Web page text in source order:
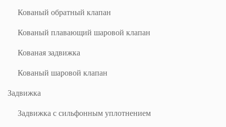
Кованый обратный клапан
Кованый плавающий шаровой клапан
Кованая задвижка
Кованый шаровой клапан
Задвижка
Задвижка с сильфонным уплотнением